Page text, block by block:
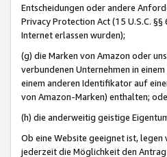
Entscheidungen oder andere
Privacy Protection Act (15 U.S.C.
Internet erlassen wurden);
(g) die Marken von Amazon oder
verbundenen Unternehmen in
einem anderen Identifikator auf
von Amazon-Marken) enthalten;
(h) die anderweitig geistige
Ob eine Website geeignet ist,
jederzeit die Möglichkeit den